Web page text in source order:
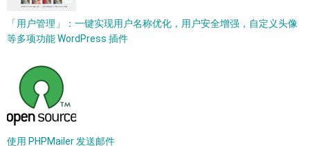
「用户管理」：一键实现用户名称优化，用户安全增强，自定义头像
等多项功能 WordPress 插件
使用 PHPMailer 发送邮件